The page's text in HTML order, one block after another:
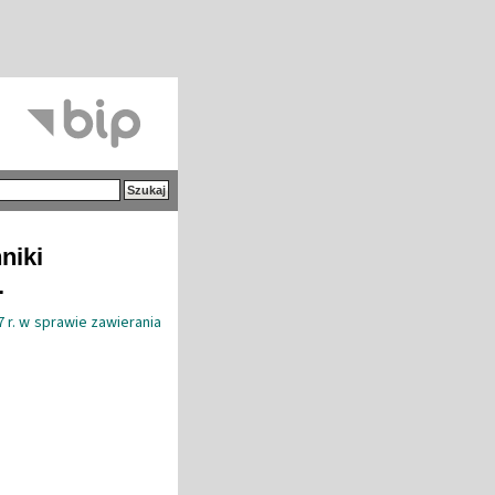
r. w sprawie zawierania